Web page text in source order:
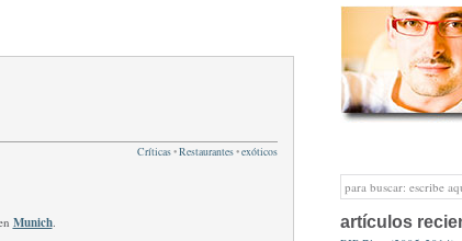
Críticas•Restaurantes•exóticos
Munich. artículos